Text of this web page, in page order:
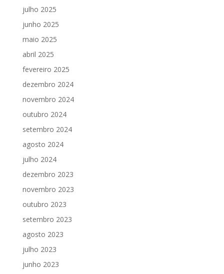
julho 2025
junho 2025
maio 2025
abril 2025
fevereiro 2025
dezembro 2024
novembro 2024
outubro 2024
setembro 2024
agosto 2024
julho 2024
dezembro 2023
novembro 2023
outubro 2023
setembro 2023
agosto 2023
julho 2023
junho 2023